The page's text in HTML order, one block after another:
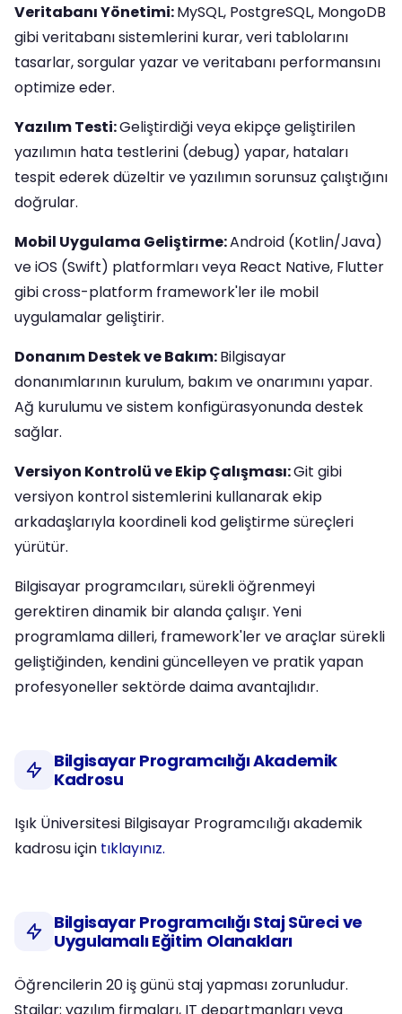
Veritabanı Yönetimi:MySQL, PostgreSQL, MongoDB
gibi veritabanı sistemlerini kurar, veri tablolarını
tasarlar, sorgular yazar ve veritabanı performansını
optimize eder.
Yazılım Testi:Geliştirdiği veya ekipçe geliştirilen
yazılımın hata testlerini (debug) yapar, hataları
tespit ederek düzeltir ve yazılımın sorunsuz çalıştığını
doğrular.
Mobil Uygulama Geliştirme:Android (Kotlin/Java)
ve iOS (Swift) platformları veya React Native, Flutter
gibi cross-platform framework'ler ile mobil
uygulamalar geliştirir.
Donanım Destek ve Bakım:Bilgisayar
donanımlarının kurulum, bakım ve onarımını yapar.
Ağ kurulumu ve sistem konfigürasyonunda destek
sağlar.
Versiyon Kontrolü ve Ekip Çalışması:Git gibi
versiyon kontrol sistemlerini kullanarak ekip
arkadaşlarıyla koordineli kod geliştirme süreçleri
yürütür.
Bilgisayar programcıları, sürekli öğrenmeyi
gerektiren dinamik bir alanda çalışır. Yeni
programlama dilleri, framework'ler ve araçlar sürekli
geliştiğinden, kendini güncelleyen ve pratik yapan
profesyoneller sektörde daima avantajlıdır.
Bilgisayar Programcılığı Akademik
Kadrosu
Işık Üniversitesi Bilgisayar Programcılığı akademik
kadrosu için tıklayınız.
Bilgisayar Programcılığı Staj Süreci ve
Uygulamalı Eğitim Olanakları
Öğrencilerin 20 iş günü staj yapması zorunludur.
Stajlar; yazılım firmaları, IT departmanları veya